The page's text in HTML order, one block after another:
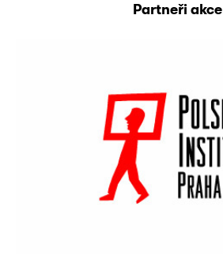
Partneři akce